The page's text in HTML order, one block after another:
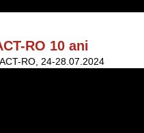
RO 10 ani
RO, 24-28.07.2024